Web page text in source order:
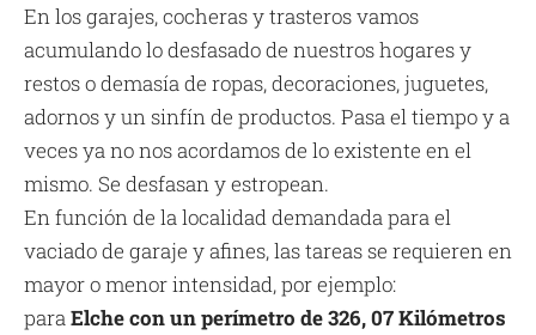
En los garajes, cocheras y trasteros vamos
acumulando lo desfasado de nuestros hogares y
restos o demasía de ropas, decoraciones, juguetes,
adornos y un sinfín de productos. Pasa el tiempo y a
veces ya no nos acordamos de lo existente en el
mismo. Se desfasan y estropean.
En función de la localidad demandada para el
vaciado de garaje y afines, las tareas se requieren en
mayor o menor intensidad, por ejemplo:
paraElche con un perímetro de 326, 07 Kilómetros